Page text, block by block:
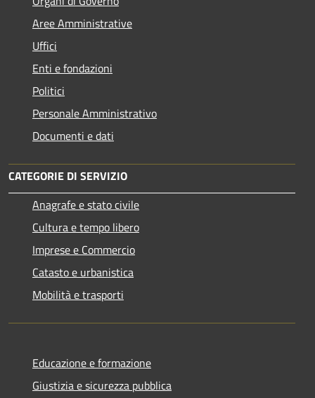
Aree Amministrative
Uffici
Enti e fondazioni
Politici
Personale Amministrativo
Documenti e dati
CATEGORIE DI SERVIZIO
Anagrafe e stato civile
Cultura e tempo libero
Imprese e Commercio
Catasto e urbanistica
Mobilità e trasporti
Educazione e formazione
Giustizia e sicurezza pubblica